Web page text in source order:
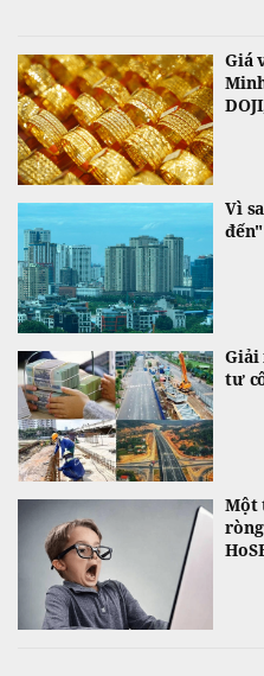
Giá
Vì
Giải
tư
Một